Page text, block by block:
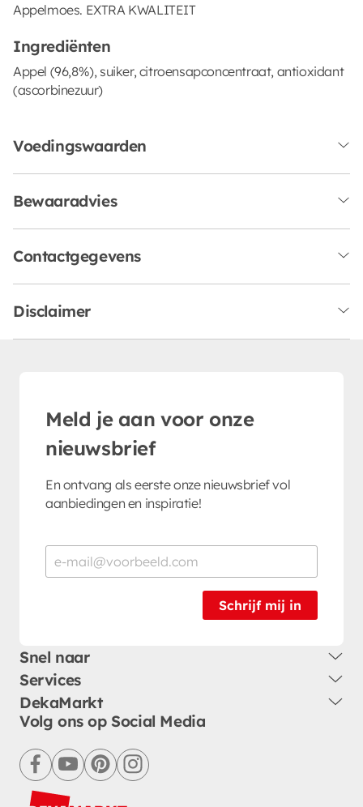
Appelmoes. EXTRA KWALITEIT
Ingrediënten
Appel (96,8%), suiker, citroensapconcentraat, antioxidant
(ascorbinezuur)
Voedingswaarden
Bewaaradvies
Contactgegevens
Disclaimer
Meld je aan voor onze
nieuwsbrief
En ontvang als eerste onze nieuwsbrief vol
aanbiedingen en inspiratie!
Schrijf mij in
Snel naar
Services
DekaMarkt
Volg ons op Social Media
facebookyoutubepinterestinstagram